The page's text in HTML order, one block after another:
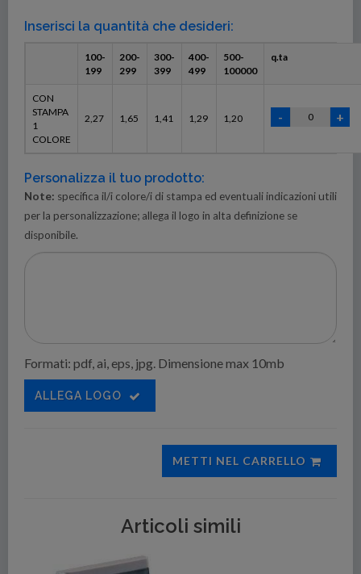
Inserisci la quantità che desideri:
100-
199
200-
299
300-
399
400-
499
500-
100000
q.ta
CON
STAMPA
1
COLORE
2,27 1,65 1,41 1,29 1,20
Personalizza il tuo prodotto:
Note: specifica il/i colore/i di stampa ed eventuali indicazioni utili
per la personalizzazione; allega il logo in alta definizione se
disponibile.
Formati: pdf, ai, eps, jpg. Dimensione max 10mb
ALLEGA LOGO
METTI NEL CARRELLO
Articoli simili